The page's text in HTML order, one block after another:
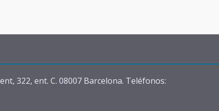
322, ent. C. 08007 Barcelona. Teléfonos: